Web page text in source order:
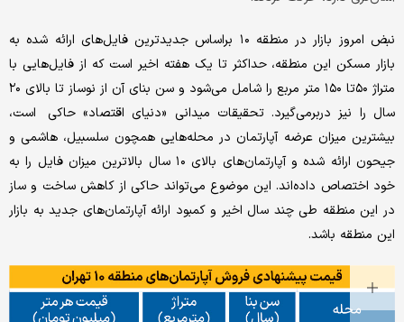
نبض امروز بازار در منطقه ۱۰ براساس جدیدترین فایل‌های ارائه شده به
بازار مسکن این منطقه، حداکثر تا یک هفته اخیر است که از فایل‌هایی با
متراژ ۵۰تا ۱۵۰ متر مربع را شامل می‌شود و سن بنای آن از نوساز تا بالای ۲۰
سال را نیز دربرمی‌گیرد. تحقیقات میدانی «دنیای اقتصاد» حاکی است،
بیشترین میزان عرضه آپارتمان در محله‌هایی همچون سلسبیل، هاشمی و
جیحون ارائه شده و آپارتمان‌های بالای ۱۰ سال بالاترین میزان فایل را به
خود اختصاص داده‌اند. این موضوع می‌تواند حاکی از کاهش ساخت و ساز
در این منطقه طی چند سال اخیر و کمبود ارائه آپارتمان‌های جدید به بازار
این منطقه باشد.